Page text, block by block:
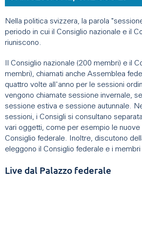
Nella politica svizzera, la parola
periodo in cui il Consiglio nazionale e il
riuniscono.
Il Consiglio nazionale (200 membri) e il
membri), chiamati anche Assemblea
quattro volte all'anno per le sessioni
vengono chiamate sessione invernale,
sessione estiva e sessione autunnale.
sessioni, i Consigli si consultano
vari oggetti, come per esempio le nuove
Consiglio federale. Inoltre, discutono
eleggono il Consiglio federale e i
Live dal Palazzo federale